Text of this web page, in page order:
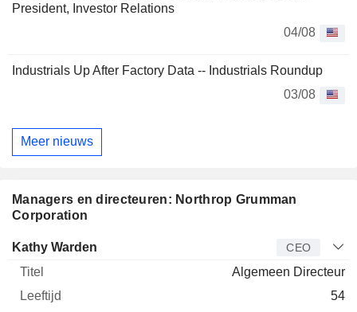
President, Investor Relations
04/08
Industrials Up After Factory Data -- Industrials Roundup
03/08
Meer nieuws
Managers en directeuren: Northrop Grumman
Corporation
Bedrijfsleider Titel
Kathy Warden CEO
Algemeen Directeur
54